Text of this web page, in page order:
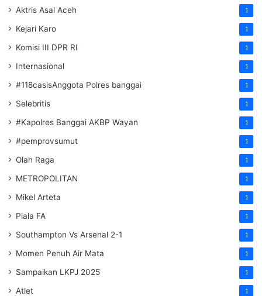
Aktris Asal Aceh 1
Kejari Karo 1
Komisi III DPR RI 1
Internasional 1
#118casisAnggota Polres banggai 1
Selebritis 1
#Kapolres Banggai AKBP Wayan 1
#pemprovsumut 1
Olah Raga 1
METROPOLITAN 1
Mikel Arteta 1
Piala FA 1
Southampton Vs Arsenal 2-1 1
Momen Penuh Air Mata 1
Sampaikan LKPJ 2025 1
Atlet 1